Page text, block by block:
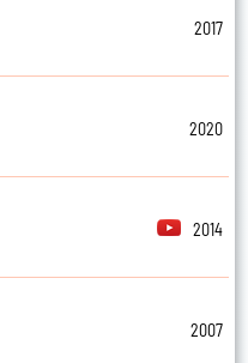
2017
2020
2014
2007